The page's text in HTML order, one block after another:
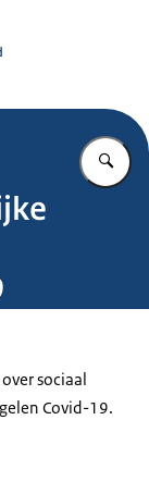
sociaal
Covid-19.